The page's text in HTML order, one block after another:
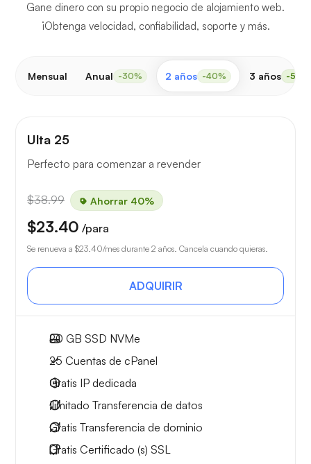
Gane dinero con su propio negocio de alojamiento web.
¡Obtenga velocidad, confiabilidad, soporte y más.
Mensual Anual -30% 2 años -40% 3 años -50%
Ulta 25
Perfecto para comenzar a revender
$38.99 Ahorrar 40%
$23.40 /para
Se renueva a $23.40/mes durante 2 años. Cancela cuando quieras.
ADQUIRIR
20 GB SSD NVMe
25 Cuentas de cPanel
Gratis IP dedicada
Ilimitado Transferencia de datos
Gratis Transferencia de dominio
Gratis Certificado (s) SSL